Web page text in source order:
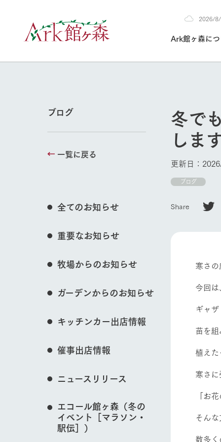
1Pでわかる
私たちの創業ス
事業領域・取り
わかりやすくご
50周年ヒス
記念し、これま
た。（動画サイ
育てる
環境を整え、
豊かな命を育む
館ヶ森高原豚
岩手県館ヶ森地
の中、徹底した
て育てています。
交通アクセス
団体のお客様へ
ペットをお連れのお客様へ
今日の牧場
本日の営業時間
花状況などを毎日
施設・体験
フラワーガ
花のある美しい
わりを存分に味わ
レストラン
牧場の生産品を
い、ビュッフェス
周遊バス
牧場内を巡る周
イベント/フェア
営業時間・料金 交通アクセス
2026/
Ark館ヶ森に
冬で
しま
更新日：
ブログ
Share
寒さ
今回
ギャ
苗を
植え
寒さ
「お
そん
数多
ブログ
一覧に戻る
全てのお知らせ
重要なお知らせ
牧場からのお知らせ
ガーデンからのお知らせ
キッチンカー出店情報
催事出店情報
ニュースリリース
エコール館ヶ森（冬の
イベント［マラソン・
駅伝］）